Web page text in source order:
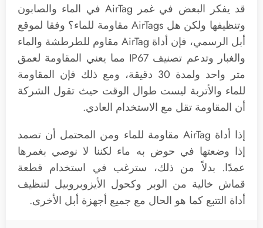
قد يفكر البعض في غمر AirTag في الماء والصابون
وتنظيفها ولكن هل AirTags مقاومة للماء؟ وفقا لموقع
أبل الرسمي، فإن أداة AirTag ‏مقاوم للطرطشة والماء
والغبار وتدعم تصنيف IP67 مما يعني المقاومة لعمق
متر واحد ولمدة 30 دقيقة، ومع ذلك فإن المقاومة
للماء والأتربة ليست طوال الوقت حيث تقول الشركة
أن المقاومة تقل مع الاستخدام العادي.
إذا أداة AirTag مقاومة للماء ومن المحتمل أن تصمد
إذا وضعتها في حوض به ماء لكننا لا نوصي بغمرها
عمدًا. بدلاً من ذلك، سترغب في استخدام قطعة
قماش خالية من الوبر وكحول الأيزوبروبيل لتنظيف
أداة التتبع كما هو الحال مع جميع أجهزة أبل الأخرى.